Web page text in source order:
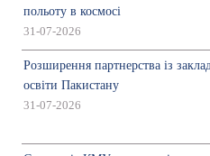
польоту в космосі
31-07-2026
Розширення партнерства із
освіти Пакистану
31-07-2026